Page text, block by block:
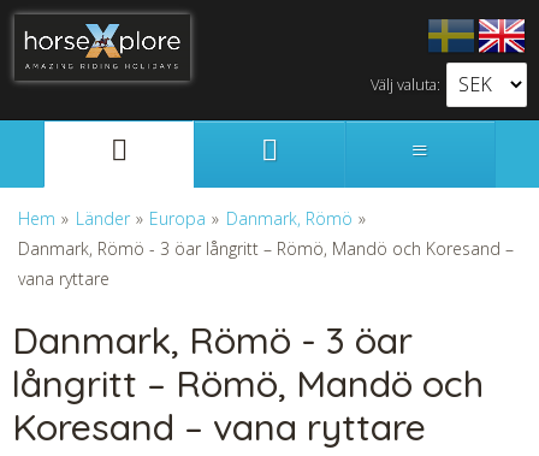
Välj valuta:
Hem » Länder » Europa » Danmark, Römö »
Danmark, Römö - 3 öar långritt – Römö, Mandö och Koresand –
vana ryttare
Danmark, Römö - 3 öar
långritt – Römö, Mandö och
Koresand – vana ryttare